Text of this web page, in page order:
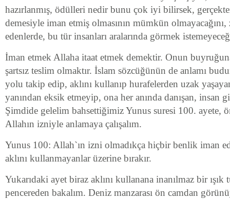
hazırlanmış, ödülleri nedir bunu çok iyi bilirsek,
demesiyle iman etmiş olmasının mümkün
edenlerde, bu tür insanları aralarında görmek
İman etmek Allaha itaat etmek demektir. Onun
şartsız teslim olmaktır. İslam sözcüğünün de anlamı
yolu takip edip, aklını kullanıp hurafelerden uzak
yanından eksik etmeyip, ona her anında danışan, insan
Şimdide gelelim bahsettiğimiz Yunus suresi 100. ayete,
Allahın izniyle anlamaya çalışalım.
Yunus 100: Allah`ın izni olmadıkça hiçbir benlik iman
aklını kullanmayanlar üzerine bırakır.
Yukarıdaki ayet biraz aklını kullanana inanılmaz bir
pencereden bakalım. Deniz manzarası ön camdan